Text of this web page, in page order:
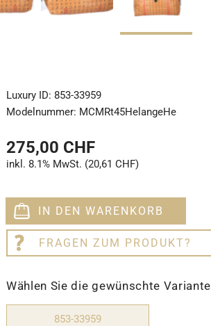
Luxury ID: 853-33959
Modelnummer: MCMRt45HelangeHe
275,00 CHF
inkl. 8.1% MwSt. (20,61 CHF)
IN DEN WARENKORB
FRAGEN ZUM PRODUKT?
Wählen Sie die gewünschte Variante
853-33959